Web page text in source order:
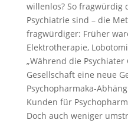
willenlos? So fragwürdig
Psychiatrie sind – die
fragwürdiger: Früher
Elektrotherapie,
„Während die
Gesellschaft eine neue
Psychopharmaka-
Kunden für
Doch auch weniger